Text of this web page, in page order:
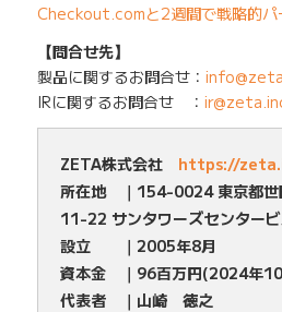
Checkout.comと2週間で戦略的パ
【問合せ先】
製品に関するお問合せ：
IRに関するお問合せ ：
ZETA株式会社 https://
所在地 ｜154-0024 東京都世
11-22 サンタワーズセンター
設立 ｜2005年8月
資本金 ｜96百万円(2024年
代表者 ｜山崎 徳之